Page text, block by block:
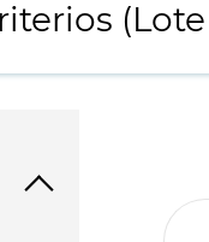
(Lote